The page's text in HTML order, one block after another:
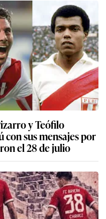
y Teófilo
con sus mensajes por
el 28 de julio